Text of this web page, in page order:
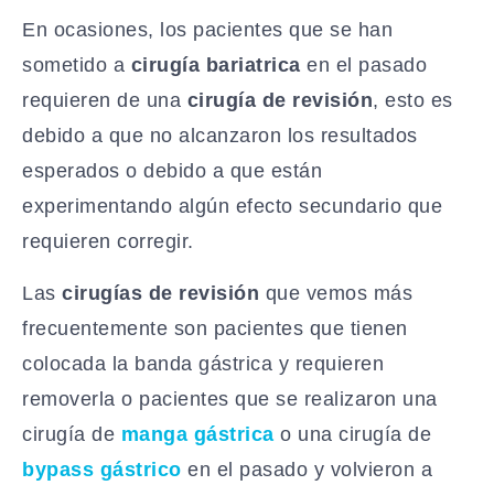
En ocasiones, los pacientes que se han
sometido a cirugía bariatrica en el pasado
requieren de una cirugía de revisión, esto es
debido a que no alcanzaron los resultados
esperados o debido a que están
experimentando algún efecto secundario que
requieren corregir.
Las cirugías de revisión que vemos más
frecuentemente son pacientes que tienen
colocada la banda gástrica y requieren
removerla o pacientes que se realizaron una
cirugía de manga gástrica o una cirugía de
bypass gástrico en el pasado y volvieron a